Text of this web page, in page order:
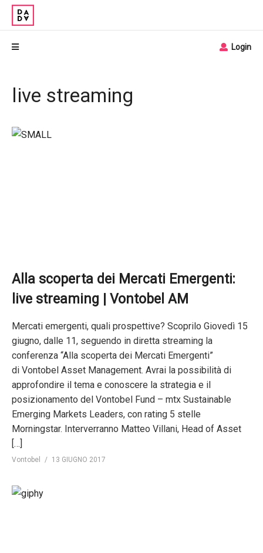
Login
live streaming
Alla scoperta dei Mercati Emergenti:
live streaming | Vontobel AM
Mercati emergenti, quali prospettive? Scoprilo Giovedì 15
giugno, dalle 11, seguendo in diretta streaming la
conferenza “Alla scoperta dei Mercati Emergenti”
di Vontobel Asset Management. Avrai la possibilità di
approfondire il tema e conoscere la strategia e il
posizionamento del Vontobel Fund – mtx Sustainable
Emerging Markets Leaders, con rating 5 stelle
Morningstar. Interverranno Matteo Villani, Head of Asset
[…]
Vontobel 13 GIUGNO 2017